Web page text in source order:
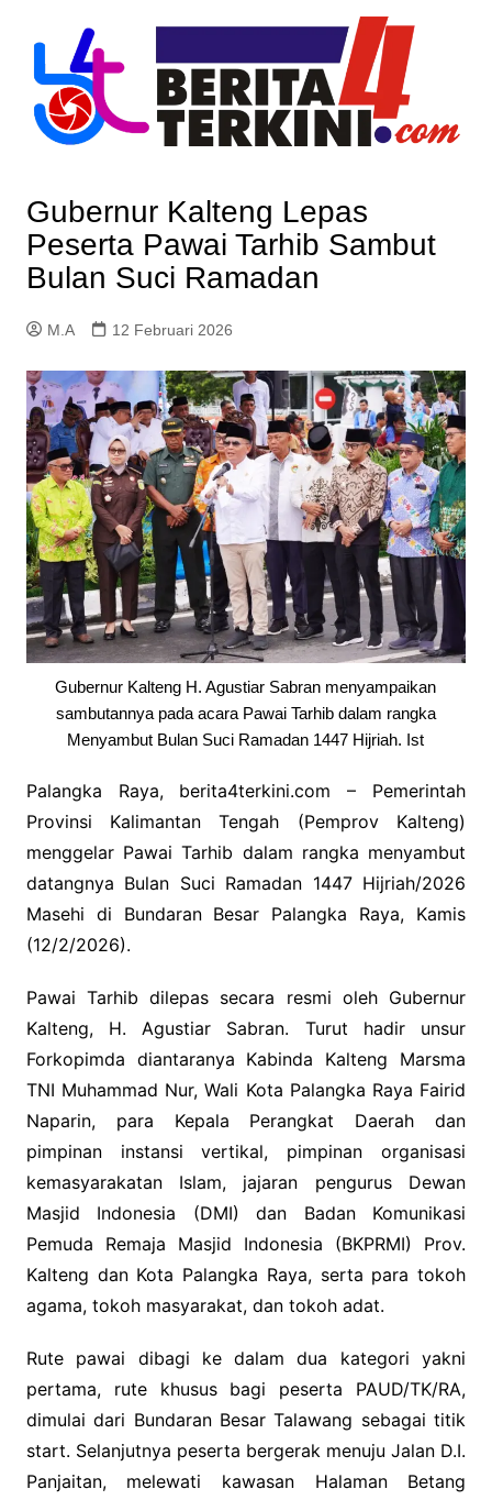
content
Gubernur Kalteng Lepas
Peserta Pawai Tarhib Sambut
Bulan Suci Ramadan
M.A 12 Februari 2026
Gubernur Kalteng H. Agustiar Sabran menyampaikan
sambutannya pada acara Pawai Tarhib dalam rangka
Menyambut Bulan Suci Ramadan 1447 Hijriah. Ist
Palangka Raya, berita4terkini.com – Pemerintah
Provinsi Kalimantan Tengah (Pemprov Kalteng)
menggelar Pawai Tarhib dalam rangka menyambut
datangnya Bulan Suci Ramadan 1447 Hijriah/2026
Masehi di Bundaran Besar Palangka Raya, Kamis
(12/2/2026).
Pawai Tarhib dilepas secara resmi oleh Gubernur
Kalteng, H. Agustiar Sabran. Turut hadir unsur
Forkopimda diantaranya Kabinda Kalteng Marsma
TNI Muhammad Nur, Wali Kota Palangka Raya Fairid
Naparin, para Kepala Perangkat Daerah dan
pimpinan instansi vertikal, pimpinan organisasi
kemasyarakatan Islam, jajaran pengurus Dewan
Masjid Indonesia (DMI) dan Badan Komunikasi
Pemuda Remaja Masjid Indonesia (BKPRMI) Prov.
Kalteng dan Kota Palangka Raya, serta para tokoh
agama, tokoh masyarakat, dan tokoh adat.
Rute pawai dibagi ke dalam dua kategori yakni
pertama, rute khusus bagi peserta PAUD/TK/RA,
dimulai dari Bundaran Besar Talawang sebagai titik
start. Selanjutnya peserta bergerak menuju Jalan D.I.
Panjaitan, melewati kawasan Halaman Betang